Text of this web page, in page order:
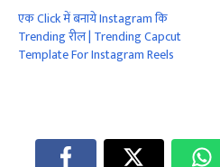
एक Click में बनाये Instagram कि
Trending रील | Trending Capcut
Template For Instagram Reels